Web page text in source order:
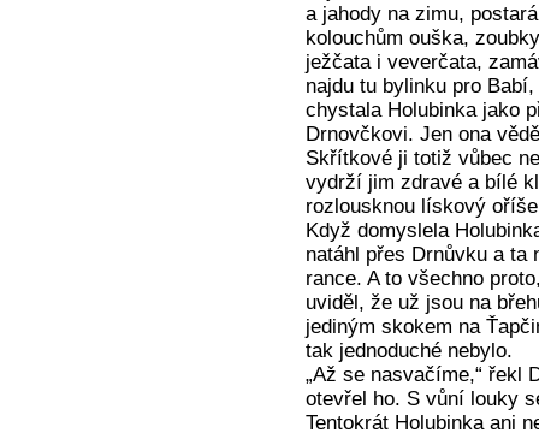
a jahody na zimu,
kolouchům ouška,
ježčata i veverčata,
najdu tu bylinku pro
chystala Holubinka jako
Drnovčkovi. Jen ona
Skřítkové ji totiž vůbec
vydrží jim zdravé a bílé
rozlousknou lískový
Když domyslela
natáhl přes Drnůvku a ta
rance. A to všechno
uviděl, že už jsou na
jediným skokem na
tak jednoduché nebylo.
„Až se nasvačíme,“ řekl
otevřel ho. S vůní louky
Tentokrát Holubinka ani